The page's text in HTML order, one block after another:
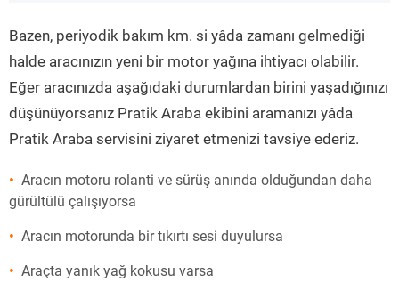
Bazen, periyodik bakım km. si yâda zamanı gelmediği
halde aracınızın yeni bir motor yağına ihtiyacı olabilir.
Eğer aracınızda aşağıdaki durumlardan birini yaşadığınızı
düşünüyorsanız Pratik Araba ekibini aramanızı yâda
Pratik Araba servisini ziyaret etmenizi tavsiye ederiz.
Aracın motoru rolanti ve sürüş anında olduğundan daha
gürültülü çalışıyorsa
Aracın motorunda bir tıkırtı sesi duyulursa
Araçta yanık yağ kokusu varsa